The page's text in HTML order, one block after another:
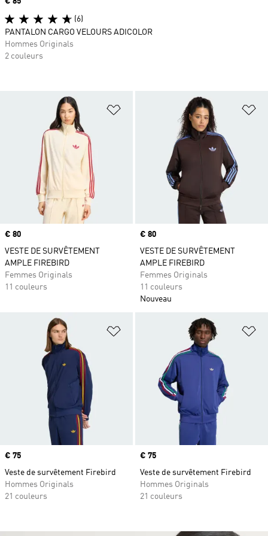
Ajouter à la Liste de produits
Prix
€ 80
VESTE DE SURVÊTEMENT
AMPLE FIREBIRD
Femmes Originals
11 couleurs
Prix
€ 80
VESTE DE SURVÊTEMENT
AMPLE FIREBIRD
Femmes Originals
11 couleurs
Nouveau
Ajouter à la Liste de produits
Prix
€ 75
Veste de survêtement Firebird
Hommes Originals
21 couleurs
Prix
€ 75
Veste de survêtement Firebird
Hommes Originals
21 couleurs
(6)
PANTALON CARGO VELOURS ADICOLOR
Hommes Originals
2 couleurs